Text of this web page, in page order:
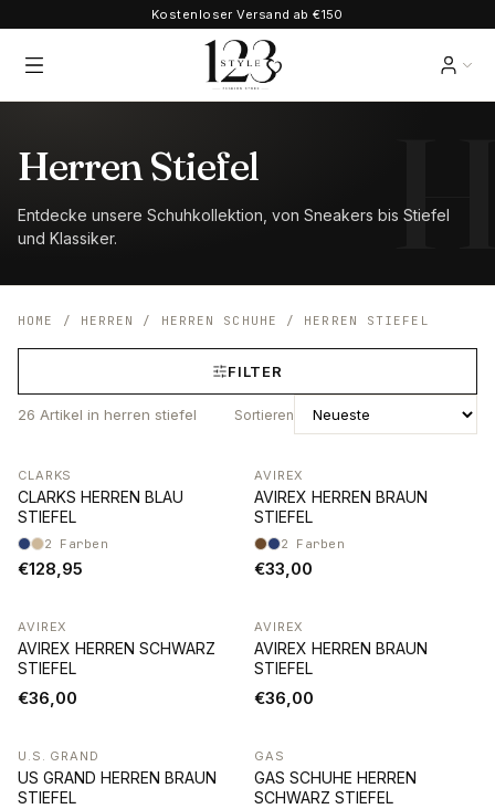
Kostenloser Versand ab €150
Herren Stiefel
Entdecke unsere Schuhkollektion, von Sneakers bis Stiefel
und Klassiker.
HOME / HERREN / HERREN SCHUHE / HERREN STIEFEL
FILTER
26 Artikel in herren stiefel Sortieren
CLARKS
CLARKS HERREN BLAU
STIEFEL
2 Farben
€128,95
AVIREX
AVIREX HERREN BRAUN
STIEFEL
2 Farben
€33,00
AVIREX
AVIREX HERREN SCHWARZ
STIEFEL
€36,00
AVIREX
AVIREX HERREN BRAUN
STIEFEL
€36,00
-59%
U.S. GRAND
US GRAND HERREN BRAUN
STIEFEL
-53%
GAS
GAS SCHUHE HERREN
SCHWARZ STIEFEL